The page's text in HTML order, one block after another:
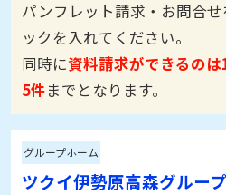
パンフレット請求・お問合
ックを入れてください。
同時に資料請求ができるのは
5件までとなります。
グループホーム
ツクイ伊勢原高森グルー